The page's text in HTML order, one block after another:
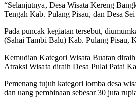
“Selanjutnya, Desa Wisata Kereng
Tengah Kab. Pulang Pisau, dan Desa
Pada puncak kegiatan tersebut,
(Sahai Tambi Balu) Kab. Pulang Pisau,
Kemudian Kategori Wisata Buatan
Atraksi Wisata diraih Desa Pulai Patai
Pemenang tujuh kategori lomba desa
dan uang pembinaan sebesar 30 juta